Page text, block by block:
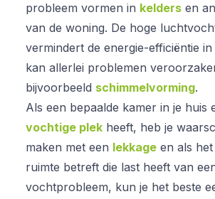
probleem vormen in kelders en
van de woning. De hoge
vermindert de energie-efficiëntie
kan allerlei problemen
bijvoorbeeld schimmelvorming.
Als een bepaalde kamer in je huis
vochtige plek heeft, heb je
maken met een lekkage en als
ruimte betreft die last heeft van
vochtprobleem, kun je het beste